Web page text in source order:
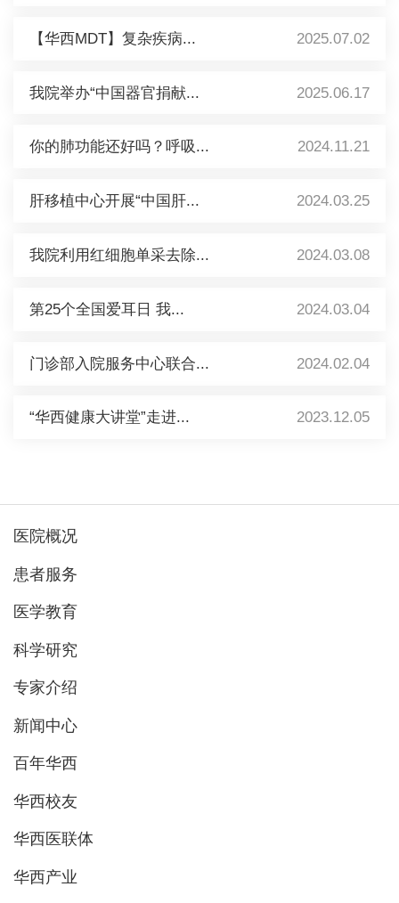
【华西MDT】复杂疾病... 2025.07.02
我院举办“中国器官捐献... 2025.06.17
你的肺功能还好吗？呼吸... 2024.11.21
肝移植中心开展“中国肝... 2024.03.25
我院利用红细胞单采去除... 2024.03.08
第25个全国爱耳日 我... 2024.03.04
门诊部入院服务中心联合... 2024.02.04
“华西健康大讲堂”走进... 2023.12.05
医院概况
患者服务
医学教育
科学研究
专家介绍
新闻中心
百年华西
华西校友
华西医联体
华西产业